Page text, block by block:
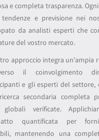
e completa trasparenza.
e previsione nei
da analisti esperti che
del vostro mercato.
approccio integra un'ampia
il coinvolgimento
e gli esperti del settore,
secondaria completa
verificate.
quantificata per
mantenendo una